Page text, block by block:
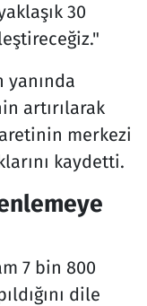
30
yanında
artırılarak
merkezi
kaydetti.
7 bin 800
dile